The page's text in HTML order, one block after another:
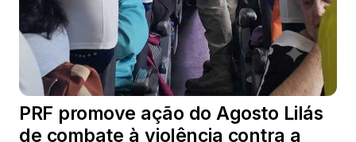
PRF promove ação do Agosto Lilás
de combate à violência contra a